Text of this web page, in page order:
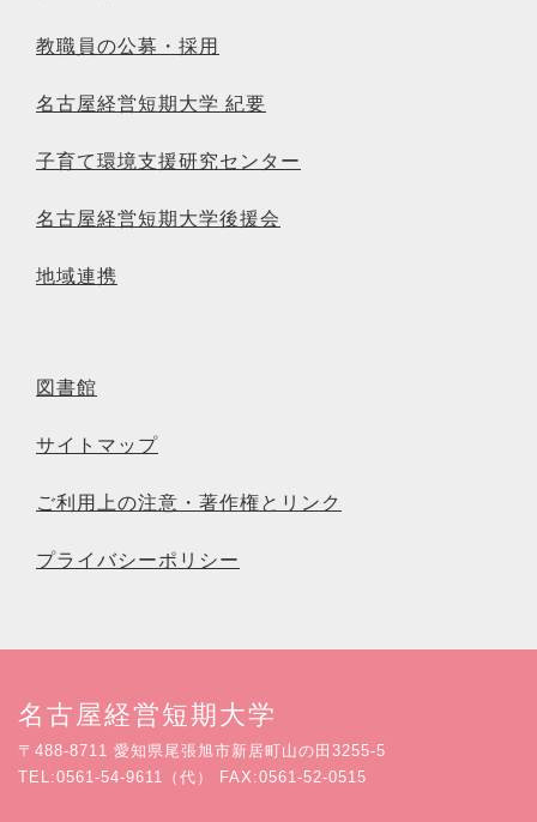
教職員の公募・採用
名古屋経営短期大学 紀要
子育て環境支援研究センター
名古屋経営短期大学後援会
地域連携
図書館
サイトマップ
ご利用上の注意・著作権とリンク
プライバシーポリシー
名古屋経営短期大学
〒488-8711 愛知県尾張旭市新居町山の田3255-5
TEL:0561-54-9611（代） FAX:0561-52-0515